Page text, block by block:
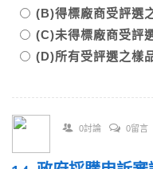
(B)得標廠商受評選
(C)未得標廠商受評
(D)所有受評選之樣
0討論 0留言